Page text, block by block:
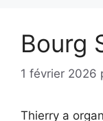
Bourg
1 février 2026
Thierry a